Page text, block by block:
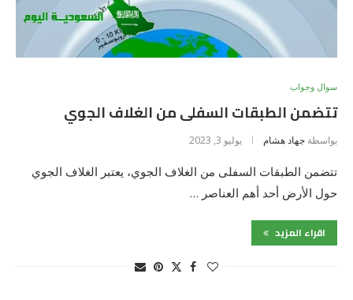
سوال وجواب
تتضمن الطبقات السفلى من الغلاف الجوي
بواسطة جهاد هشام يوليو 3, 2023
تتضمن الطبقات السفلى من الغلاف الجوي، يعتبر الغلاف الجوي
حول الأرض أحد أهم العناصر …
اقراء المزيد